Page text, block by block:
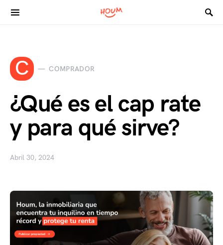
Search for:
C COMPRADOR
¿Qué es el cap rate
y para qué sirve?
Abril 30, 2024